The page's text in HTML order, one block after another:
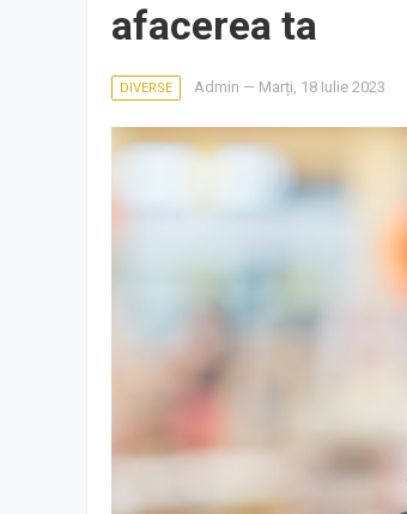
afacerea ta
DIVERSE Admin — Marți, 18 Iulie 2023